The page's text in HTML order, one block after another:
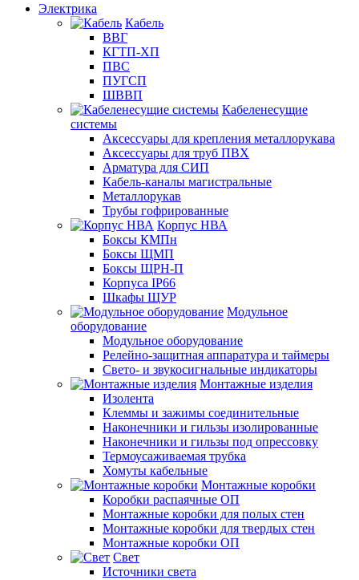
Электрика
Кабель
ВВГ
КГТП-ХП
ПВС
ПУГСП
ШВВП
Кабеленесущие
системы
Аксессуары для крепления металлорукава
Аксессуары для труб ПВХ
Арматура для СИП
Кабель-каналы магистральные
Металлорукав
Трубы гофрированные
Корпус НВА
Боксы КМПн
Боксы ЩМП
Боксы ЩРН-П
Корпуса IP66
Шкафы ЩУР
Модульное
оборудование
Модульное оборудование
Релейно-защитная аппаратура и таймеры
Свето- и звукосигнальные индикаторы
Монтажные изделия
Изолента
Клеммы и зажимы соединительные
Наконечники и гильзы изолированные
Наконечники и гильзы под опрессовку
Термоусаживаемая трубка
Хомуты кабельные
Монтажные коробки
Коробки распаячные ОП
Монтажные коробки для полых стен
Монтажные коробки для твердых стен
Монтажные коробки ОП
Свет
Источники света